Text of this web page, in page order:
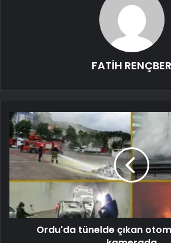
FATİH RENÇBER
Ordu'da tünelde çıkan